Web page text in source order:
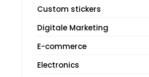
Custom stickers
Digitale Marketing
E-commerce
Electronics